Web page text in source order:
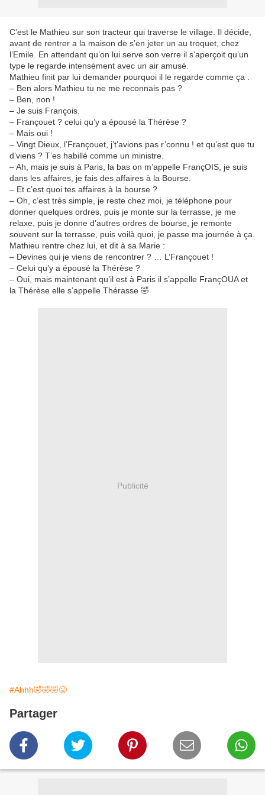
C’est le Mathieu sur son tracteur qui traverse le village. Il décide,
avant de rentrer a la maison de s’en jeter un au troquet, chez
l’Emile. En attendant qu’on lui serve son verre il s’aperçoit qu’un
type le regarde intensément avec un air amusé.
Mathieu finit par lui demander pourquoi il le regarde comme ça .
– Ben alors Mathieu tu ne me reconnais pas ?
– Ben, non !
– Je suis François.
– Françouet ? celui qu’y a épousé la Thérèse ?
– Mais oui !
– Vingt Dieux, l’Françouet, j’t’avions pas r’connu ! et qu’est que tu
d’viens ? T’es habillé comme un ministre.
– Ah, mais je suis à Paris, la bas on m’appelle FrançOIS, je suis
dans les affaires, je fais des affaires à la Bourse.
– Et c’est quoi tes affaires à la bourse ?
– Oh, c’est très simple, je reste chez moi, je téléphone pour
donner quelques ordres, puis je monte sur la terrasse, je me
relaxe, puis je donne d’autres ordres de bourse, je remonte
souvent sur la terrasse, puis voilà quoi, je passe ma journée à ça.
Mathieu rentre chez lui, et dit à sa Marie :
– Devines qui je viens de rencontrer ? … L’Françouet !
– Celui qu’y a épousé la Thérèse ?
– Oui, mais maintenant qu’il est à Paris il s’appelle FrançOUA et
la Thérèse elle s’appelle Thérasse 🤣
Publicité
#Ahhh🤣🤣🤣😜
Partager